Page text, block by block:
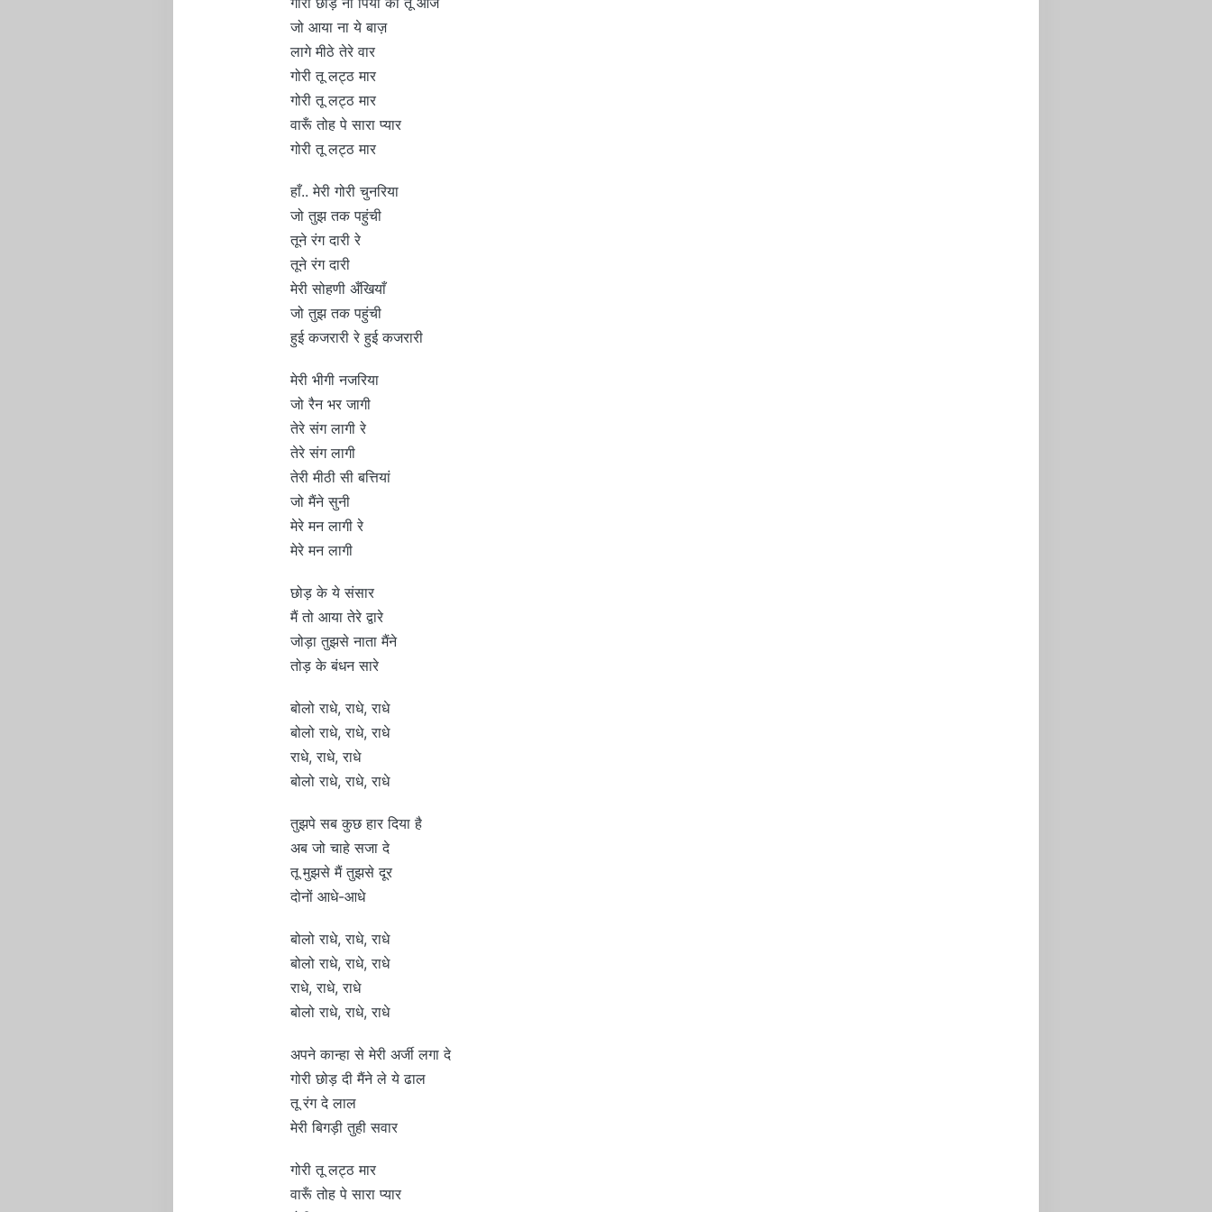
जो आया ना ये बाज़
लागे मीठे तेरे वार
गोरी तू लट्ठ मार
गोरी तू लट्ठ मार
वारूँ तोह पे सारा प्यार
गोरी तू लट्ठ मार
हाँ.. मेरी गोरी चुनरिया
जो तुझ तक पहुंची
तूने रंग दारी रे
तूने रंग दारी
मेरी सोहणी अँखियाँ
जो तुझ तक पहुंची
हुई कजरारी रे हुई कजरारी
मेरी भीगी नजरिया
जो रैन भर जागी
तेरे संग लागी रे
तेरे संग लागी
तेरी मीठी सी बत्तियां
जो मैंने सुनी
मेरे मन लागी रे
मेरे मन लागी
छोड़ के ये संसार
मैं तो आया तेरे द्वारे
जोड़ा तुझसे नाता मैंने
तोड़ के बंधन सारे
बोलो राधे, राधे, राधे
बोलो राधे, राधे, राधे
राधे, राधे, राधे
बोलो राधे, राधे, राधे
तुझपे सब कुछ हार दिया है
अब जो चाहे सजा दे
तू मुझसे मैं तुझसे दूर
दोनों आधे-आधे
बोलो राधे, राधे, राधे
बोलो राधे, राधे, राधे
राधे, राधे, राधे
बोलो राधे, राधे, राधे
अपने कान्हा से मेरी अर्जी लगा दे
गोरी छोड़ दी मैंने ले ये ढाल
तू रंग दे लाल
मेरी बिगड़ी तुही सवार
गोरी तू लट्ठ मार
वारूँ तोह पे सारा प्यार